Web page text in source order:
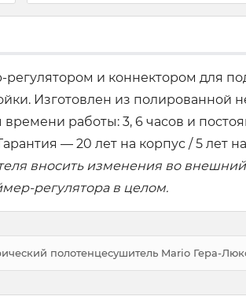
и коннектором для
Изготовлен из полированной
работы: 3, 6 часов и
— 20 лет на корпус / 5 лет
вносить изменения во
регулятора в целом.
полотенцесушитель Mario Гера-